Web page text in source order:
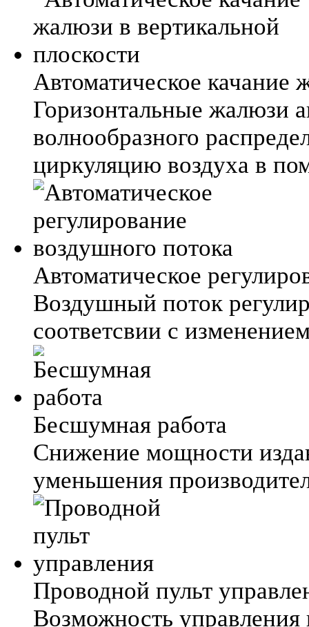
Автоматическое качание
Горизонтальные жалюзи
волнообразного
циркуляцию воздуха в
Автоматическое
Воздушный поток
соответсвии с
Бесшумная работа
Снижение мощности
уменьшения
Проводной пульт
Возможность